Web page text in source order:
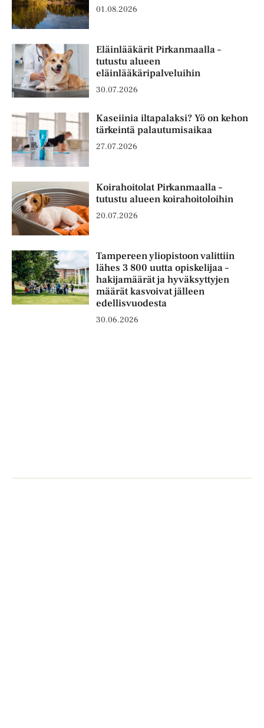
01.08.2026
Eläinlääkärit Pirkanmaalla –
tutustu alueen
eläinlääkäripalveluihin
30.07.2026
Kaseiinia iltapalaksi? Yö on kehon
tärkeintä palautumisaikaa
27.07.2026
Koirahoitolat Pirkanmaalla –
tutustu alueen koirahoitoloihin
20.07.2026
Tampereen yliopistoon valittiin
lähes 3 800 uutta opiskelijaa –
hakijamäärät ja hyväksyttyjen
määrät kasvoivat jälleen
edellisvuodesta
30.06.2026